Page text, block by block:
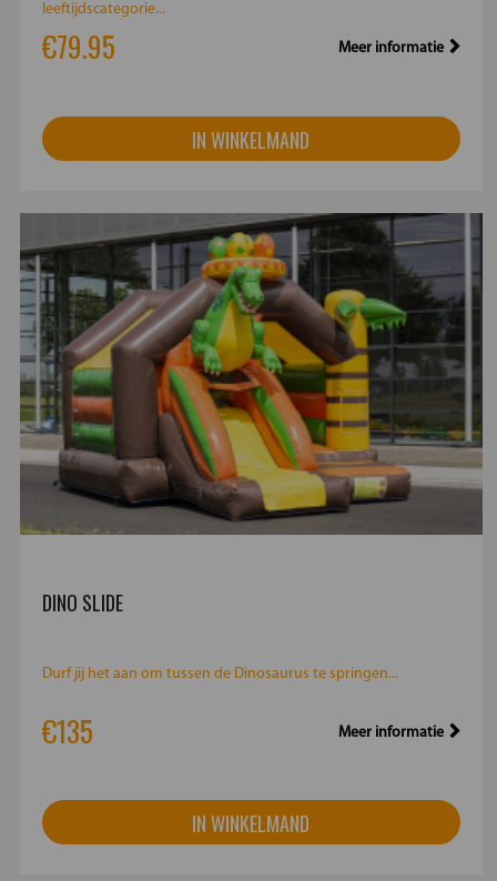
leeftijdscategorie...
€79.95 Meer informatie
IN WINKELMAND
DINO SLIDE
Durf jij het aan om tussen de Dinosaurus te springen...
€135 Meer informatie
IN WINKELMAND